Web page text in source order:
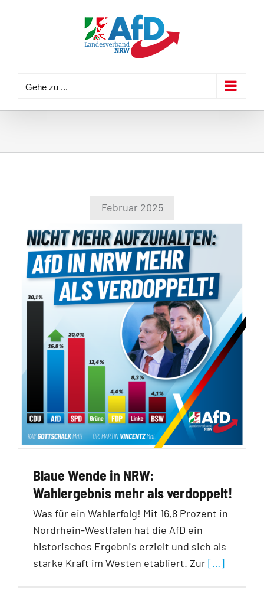
Gehe zu ...
Februar 2025
Blaue Wende in NRW:
Wahlergebnis mehr als verdoppelt!
Was für ein Wahlerfolg! Mit 16,8 Prozent in
Nordrhein-Westfalen hat die AfD ein
historisches Ergebnis erzielt und sich als
starke Kraft im Westen etabliert. Zur[…]